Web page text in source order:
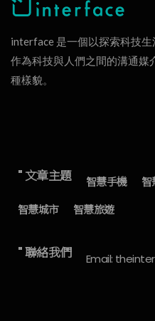
interface 是一個以探索科技
作為科技與人們之間的溝通媒
種樣貌。
" 文章主題 智慧手機 智
智慧城市
智慧旅遊
" 聯絡我們 Email: